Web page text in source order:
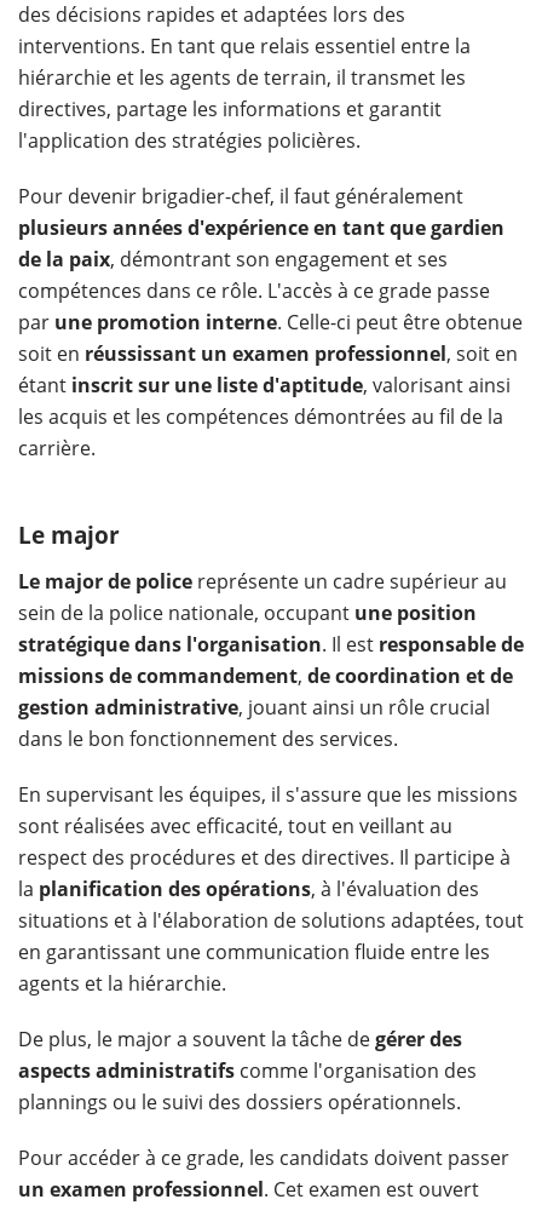
des décisions rapides et adaptées lors des
interventions. En tant que relais essentiel entre la
hiérarchie et les agents de terrain, il transmet les
directives, partage les informations et garantit
l'application des stratégies policières.
Pour devenir brigadier-chef, il faut généralement
plusieurs années d'expérience en tant que gardien
de la paix, démontrant son engagement et ses
compétences dans ce rôle. L'accès à ce grade passe
par une promotion interne. Celle-ci peut être obtenue
soit en réussissant un examen professionnel, soit en
étant inscrit sur une liste d'aptitude, valorisant ainsi
les acquis et les compétences démontrées au fil de la
carrière.
Le major
Le major de police représente un cadre supérieur au
sein de la police nationale, occupant une position
stratégique dans l'organisation. Il est responsable de
missions de commandement, de coordination et de
gestion administrative, jouant ainsi un rôle crucial
dans le bon fonctionnement des services.
En supervisant les équipes, il s'assure que les missions
sont réalisées avec efficacité, tout en veillant au
respect des procédures et des directives. Il participe à
la planification des opérations, à l'évaluation des
situations et à l'élaboration de solutions adaptées, tout
en garantissant une communication fluide entre les
agents et la hiérarchie.
De plus, le major a souvent la tâche degérer des
aspects administratifs comme l'organisation des
plannings ou le suivi des dossiers opérationnels.
Pour accéder à ce grade, les candidats doivent passer
un examen professionnel. Cet examen est ouvert